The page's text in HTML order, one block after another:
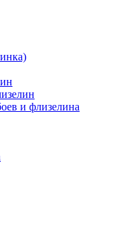
и флизелина